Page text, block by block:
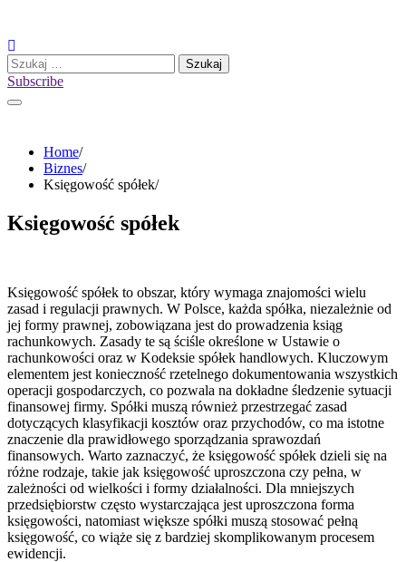
content
Szukaj:
Subscribe
Home
Biznes
Księgowość spółek
Księgowość spółek
Księgowość spółek to obszar, który wymaga znajomości wielu
zasad i regulacji prawnych. W Polsce, każda spółka, niezależnie od
jej formy prawnej, zobowiązana jest do prowadzenia ksiąg
rachunkowych. Zasady te są ściśle określone w Ustawie o
rachunkowości oraz w Kodeksie spółek handlowych. Kluczowym
elementem jest konieczność rzetelnego dokumentowania wszystkich
operacji gospodarczych, co pozwala na dokładne śledzenie sytuacji
finansowej firmy. Spółki muszą również przestrzegać zasad
dotyczących klasyfikacji kosztów oraz przychodów, co ma istotne
znaczenie dla prawidłowego sporządzania sprawozdań
finansowych. Warto zaznaczyć, że księgowość spółek dzieli się na
różne rodzaje, takie jak księgowość uproszczona czy pełna, w
zależności od wielkości i formy działalności. Dla mniejszych
przedsiębiorstw często wystarczająca jest uproszczona forma
księgowości, natomiast większe spółki muszą stosować pełną
księgowość, co wiąże się z bardziej skomplikowanym procesem
ewidencji.